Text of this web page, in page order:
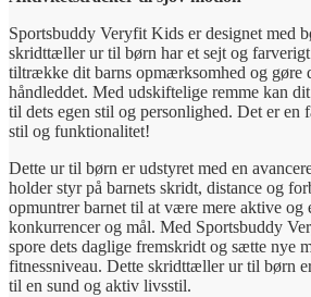
Sportsbuddy Veryfit Kids er designet med
skridttæller ur til børn har et sejt og
tiltrække dit barns opmærksomhed og gøre
håndleddet. Med udskiftelige remme kan
til dets egen stil og personlighed. Det er en
stil og funktionalitet!
Dette ur til børn er udstyret med en
holder styr på barnets skridt, distance og
opmuntrer barnet til at være mere aktive og
konkurrencer og mål. Med Sportsbuddy
spore dets daglige fremskridt og sætte nye
fitnessniveau. Dette skridttæller ur til børn
til en sund og aktiv livsstil.